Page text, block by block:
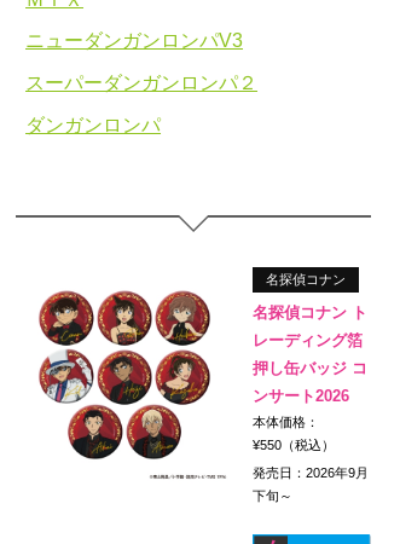
ニューダンガンロンパV3
スーパーダンガンロンパ２
ダンガンロンパ
名探偵コナン
名探偵コナン ト
レーディング箔
押し缶バッジ コ
ンサート2026
本体価格：
¥550（税込）
発売日：2026年9月
下旬～